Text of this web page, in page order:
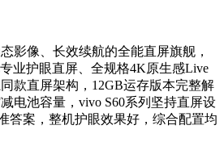
影像、长效续航的全能直屏旗舰，
业护眼直屏、全规格4K原生感Live
款直屏架构，12GB运存版本完整解
电池容量，vivo S60系列坚持直屏设
答案，整机护眼效果好，综合配置均